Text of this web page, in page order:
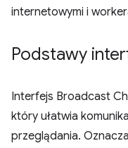
internetowymi i
Podstawy
Interfejs Broadcast
który ułatwia
przeglądania.